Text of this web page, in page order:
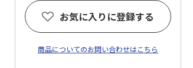
お気に入りに登録する
商品についてのお問い合わせはこちら